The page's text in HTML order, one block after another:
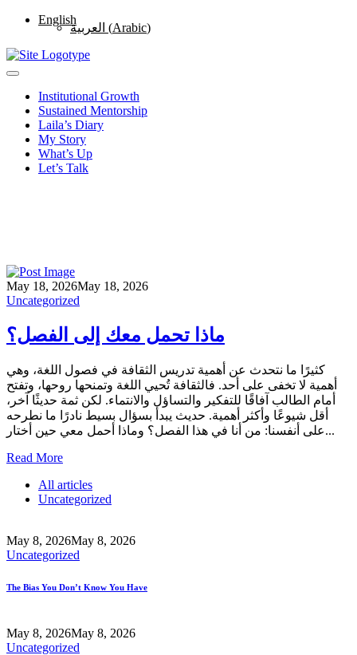
English
العربية (Arabic)
Institutional Growth
Sustained Mentorship
Laila’s Diary
My Story
What’s Up
Let’s Talk
May 18, 2026May 18, 2026
Uncategorized
ماذا تحمل معك إلى الفصل؟
كثيرًا ما نتحدث عن أهمية تدريس الثقافة في فصول اللغة، وهي
أهمية لا تخفى على أحد. فالثقافة تُحيي اللغة وتمنحها روحها، وتفتح
أمام الطالب آفاقًا للتفكير والتساؤل والانتماء. لكن ثمة حديثًا آخر،
أقل شيوعًا وأكثر أهمية. حديث يبدأ بسؤال بسيط نادرًا ما نطرحه
على أنفسنا: من أنا في هذا الفصل؟ وماذا أحمل معي حين أختار...
Read More
All articles
Uncategorized
May 8, 2026May 8, 2026
Uncategorized
The Bias You Don’t Know You Have
May 8, 2026May 8, 2026
Uncategorized